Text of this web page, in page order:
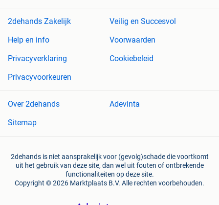
2dehands Zakelijk
Veilig en Succesvol
Help en info
Voorwaarden
Privacyverklaring
Cookiebeleid
Privacyvoorkeuren
Over 2dehands
Adevinta
Sitemap
2dehands is niet aansprakelijk voor (gevolg)schade die voortkomt
uit het gebruik van deze site, dan wel uit fouten of ontbrekende
functionaliteiten op deze site.
Copyright © 2026 Marktplaats B.V. Alle rechten voorbehouden.